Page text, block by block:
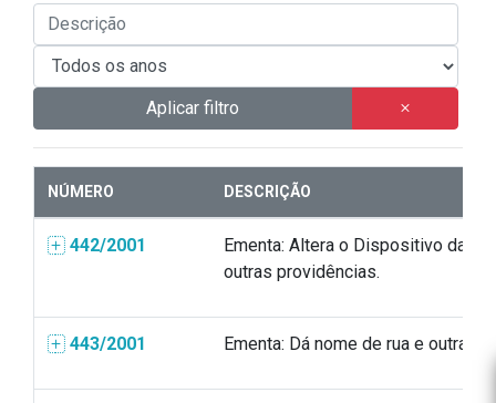
Aplicar filtro
NÚMERO DESCRIÇÃO
442/2001
Ementa: Altera o Dispositivo da
outras providências.
443/2001 Ementa: Dá nome de rua e outras